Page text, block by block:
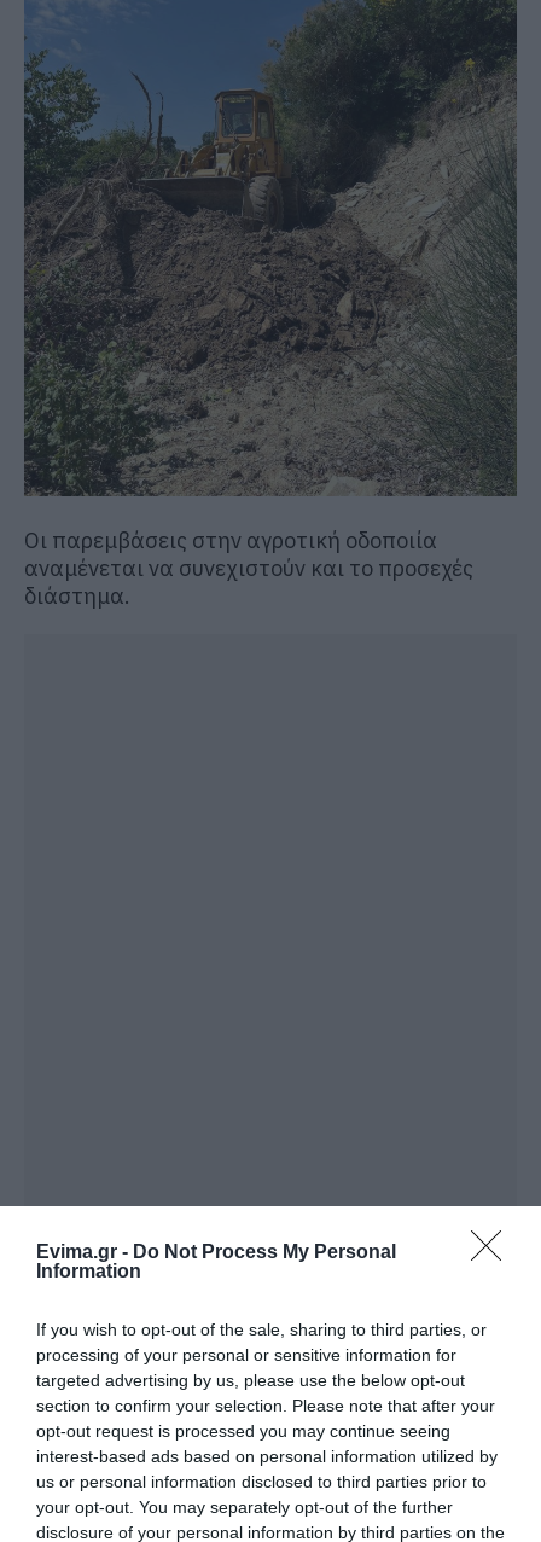
Evima.gr - Do Not Process My Personal
Information
If you wish to opt-out of the sale, sharing to third parties, or
processing of your personal or sensitive information for
targeted advertising by us, please use the below opt-out
section to confirm your selection. Please note that after your
opt-out request is processed you may continue seeing
interest-based ads based on personal information utilized by
us or personal information disclosed to third parties prior to
your opt-out. You may separately opt-out of the further
disclosure of your personal information by third parties on the
Οι παρεμβάσεις στην αγροτική οδοποιία
αναμένεται να συνεχιστούν και το προσεχές
διάστημα.
ΔΙΑΒΑΣΤΕ ΕΠΙΣΗΣ
Θλίψη στην Εύβοια: Γυναίκα έχασε την ζωή της
Μεγάλο πανηγύρι απόψε με την Χαρά Βέρρα
στην Εύβοια – Η περιοχή
Τροχαίο με αυτοκίνητο μεγάλου δήμου στην
Εύβοια